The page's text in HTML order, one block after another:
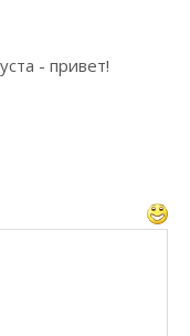
- привет!